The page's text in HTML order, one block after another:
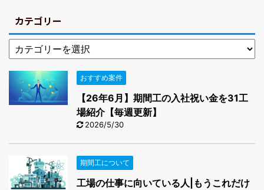
カテゴリー
おすすめ案件
【26年6月】期間工の入社祝い金を31工
場紹介【毎週更新】
2026/5/30
期間工について
工場の仕事に向いている人|もうこれだけ